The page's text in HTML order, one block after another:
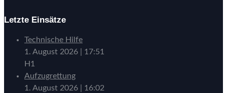
Letzte Einsätze
Technische Hilfe
1. August 2026
17:51
H1
Aufzugrettung
1. August 2026
16:02